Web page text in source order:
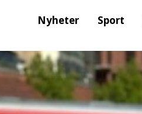
Nyheter Sport